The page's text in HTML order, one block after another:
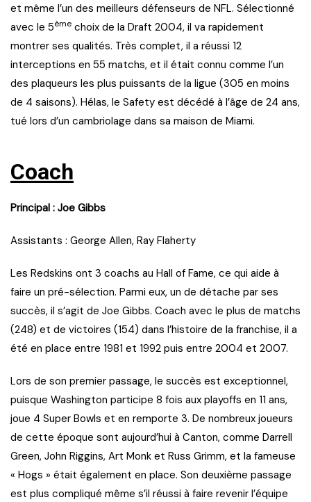
et même l’un des meilleurs défenseurs de NFL. Sélectionné
avec le 5ème choix de la Draft 2004, il va rapidement
montrer ses qualités. Très complet, il a réussi 12
interceptions en 55 matchs, et il était connu comme l’un
des plaqueurs les plus puissants de la ligue (305 en moins
de 4 saisons). Hélas, le Safety est décédé à l’âge de 24 ans,
tué lors d’un cambriolage dans sa maison de Miami.
Coach
Principal : Joe Gibbs
Assistants : George Allen, Ray Flaherty
Les Redskins ont 3 coachs au Hall of Fame, ce qui aide à
faire un pré-sélection. Parmi eux, un de détache par ses
succès, il s’agit de Joe Gibbs. Coach avec le plus de matchs
(248) et de victoires (154) dans l’histoire de la franchise, il a
été en place entre 1981 et 1992 puis entre 2004 et 2007.
Lors de son premier passage, le succès est exceptionnel,
puisque Washington participe 8 fois aux playoffs en 11 ans,
joue 4 Super Bowls et en remporte 3. De nombreux joueurs
de cette époque sont aujourd’hui à Canton, comme Darrell
Green, John Riggins, Art Monk et Russ Grimm, et la fameuse
« Hogs » était également en place. Son deuxième passage
est plus compliqué même s’il réussi à faire revenir l’équipe